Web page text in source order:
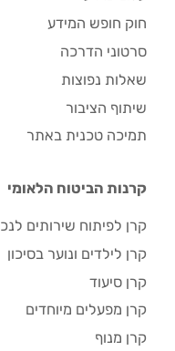
חוק חופש המידע
סרטוני הדרכה
שאלות נפוצות
שיתוף הציבור
תמיכה טכנית באתר
קרנות הביטוח הלאומי
קרן לפיתוח שירותים לנכים
קרן לילדים ונוער בסיכון
קרן סיעוד
קרן מפעלים מיוחדים
קרן מנוף